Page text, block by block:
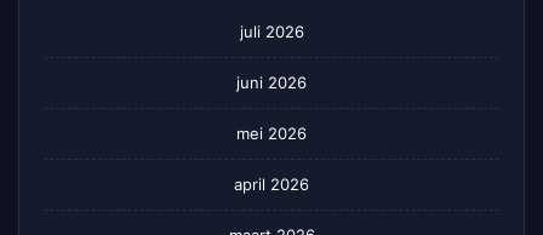
juli 2026
juni 2026
mei 2026
april 2026